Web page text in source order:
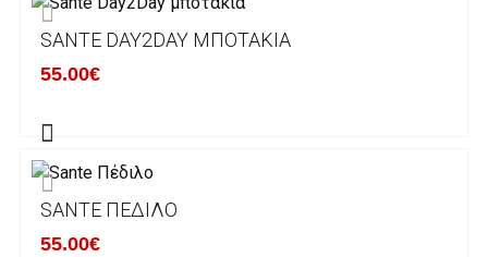
Χρόνος Διεκπεραίωσης Παραγγελιών:
ΠΟΛΙΤΙΚΗ ΕΠΙΣΤΡΟΦΩΝ
SANTE DAY2DAY ΜΠΟΤΆΚΙΑ
55.00€
SANTE ΠΈΔΙΛΟ
55.00€